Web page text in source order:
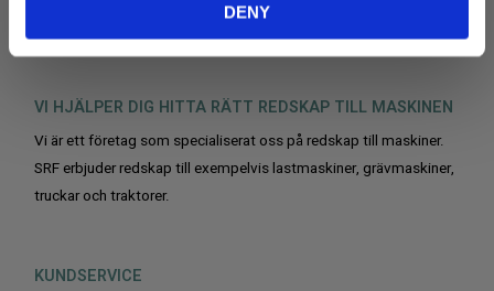
DENY
VI HJÄLPER DIG HITTA RÄTT REDSKAP TILL MASKINEN
Vi är ett företag som specialiserat oss på redskap till maskiner.
SRF erbjuder redskap till exempelvis lastmaskiner, grävmaskiner,
truckar och traktorer.
KUNDSERVICE